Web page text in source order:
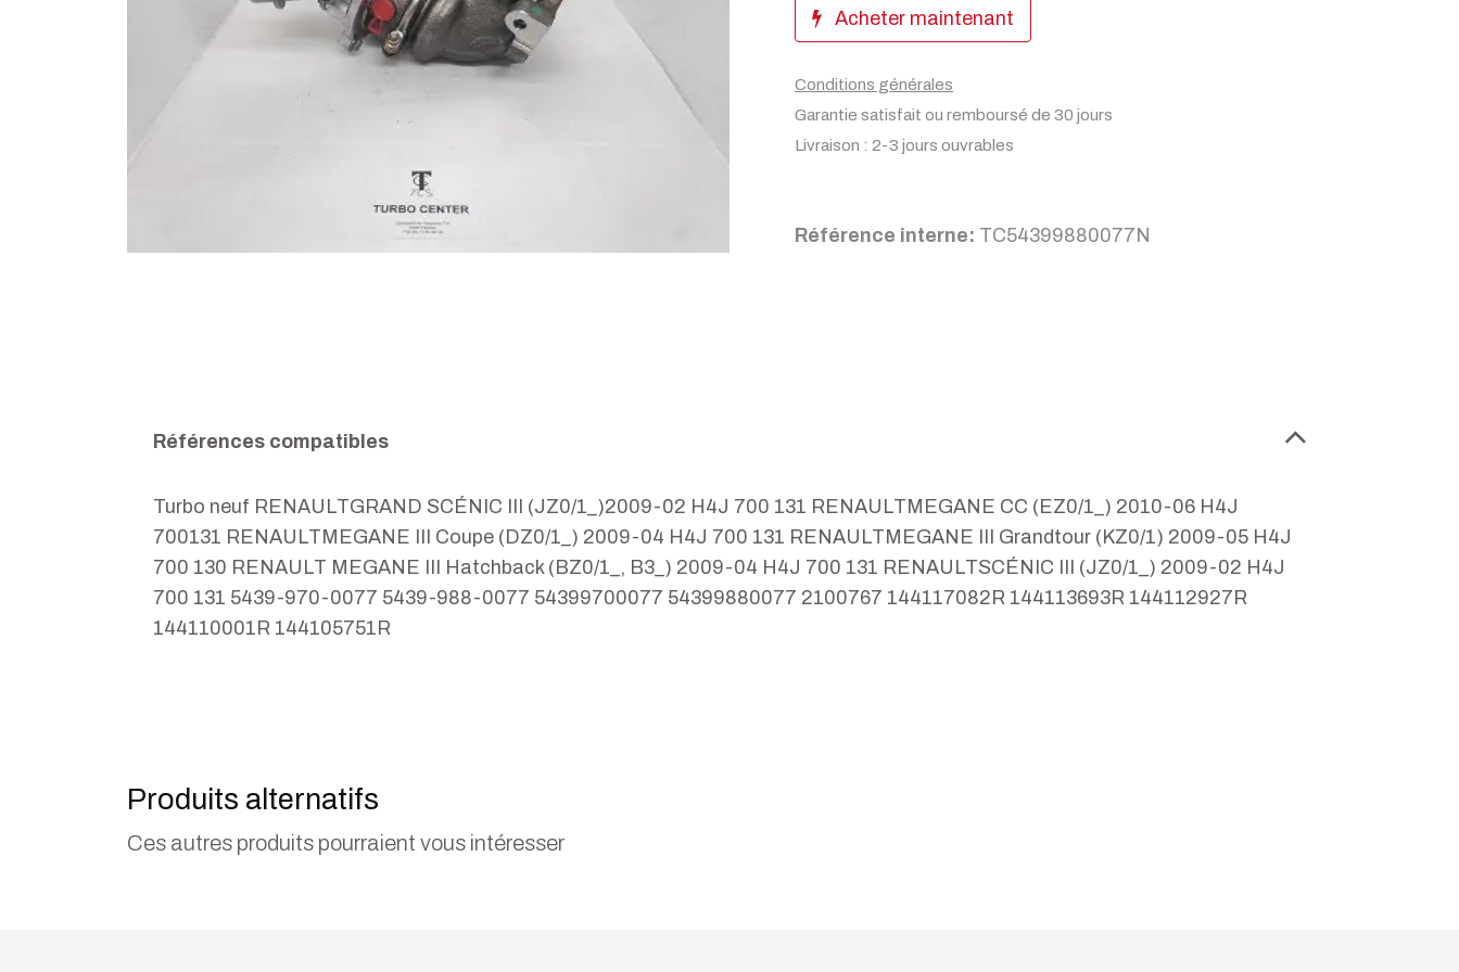
Acheter maintenant
Conditions générales
Garantie satisfait ou remboursé de 30 jours
Livraison : 2-3 jours ouvrables
Référence interne: TC54399880077N
Références compatibles
Turbo neuf RENAULTGRAND SCÉNIC III (JZ0/1_)2009-02 H4J 700 131 RENAULTMEGANE CC (EZ0/1_) 2010-06 H4J
700131 RENAULTMEGANE III Coupe (DZ0/1_) 2009-04 H4J 700 131 RENAULTMEGANE III Grandtour (KZ0/1) 2009-05 H4J
700 130 RENAULT MEGANE III Hatchback (BZ0/1_, B3_) 2009-04 H4J 700 131 RENAULTSCÉNIC III (JZ0/1_) 2009-02 H4J
700 131 5439-970-0077 5439-988-0077 54399700077 54399880077 2100767 144117082R 144113693R 144112927R
144110001R 144105751R
Produits alternatifs
Ces autres produits pourraient vous intéresser